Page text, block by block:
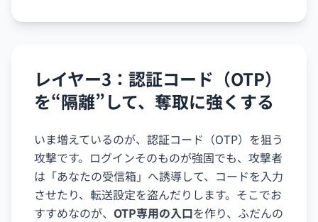
レイヤー3：認証コード（OTP）
を“隔離”して、奪取に強くする
いま増えているのが、認証コード（OTP）を狙う
攻撃です。ログインそのものが強固でも、攻撃者
は「あなたの受信箱」へ誘導して、コードを入力
させたり、転送設定を盗んだりします。そこでお
すすめなのが、 OTP専用の入口を作り、ふだんの